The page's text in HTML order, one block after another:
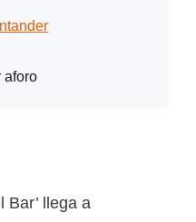
aforo
Bar’ llega a